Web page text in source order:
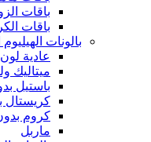
باقات
باقات
بالونات
عادية
ميتاليك
باستيل
كريستال
كروم
ماربل